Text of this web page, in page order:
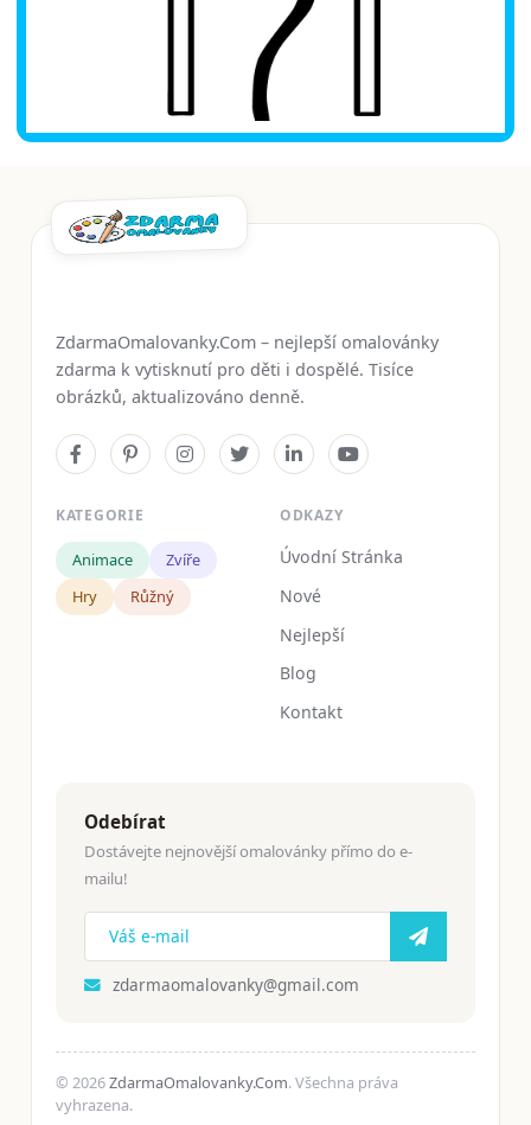
ZdarmaOmalovanky.Com – nejlepší omalovánky
zdarma k vytisknutí pro děti i dospělé. Tisíce
obrázků, aktualizováno denně.
KATEGORIE
Animace
Zvíře
Hry
Růžný
ODKAZY
Úvodní Stránka
Nové
Nejlepší
Blog
Kontakt
Odebírat
Dostávejte nejnovější omalovánky přímo do e-
mailu!
zdarmaomalovanky@gmail.com
© 2026ZdarmaOmalovanky.Com. Všechna práva
vyhrazena.